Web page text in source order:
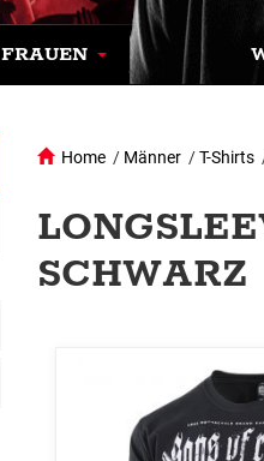
FRAUEN
Home / Männer /T-Shirts
SCHWARZ